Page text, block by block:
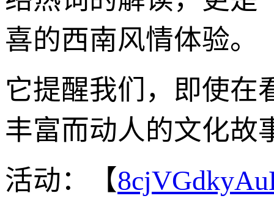
喜的西南风情体验。
它提醒我们，即使在
丰富而动人的文化故
活动：【